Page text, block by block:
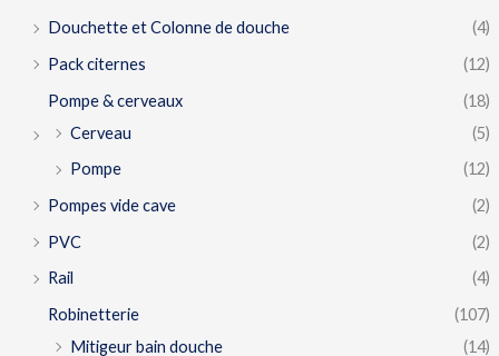
Douchette et Colonne de douche
(4)
Pack citernes
(12)
Pompe & cerveaux
(18)
Cerveau
(5)
Pompe
(12)
Pompes vide cave
(2)
PVC
(2)
Rail
(4)
Robinetterie
(107)
Mitigeur bain douche
(14)